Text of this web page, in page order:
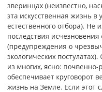
зверинцах (неизвестно,
эта искусственная жизнь в
естественного отбора). Не
последствия
(предупреждения о
экологических
из многих, ясно: почвенно-
обеспечивает круговорот
жизнь на Земле. Если этот